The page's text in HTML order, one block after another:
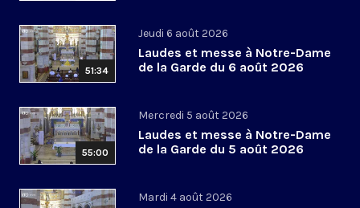
51:34
Jeudi 6 août 2026
Laudes et messe à Notre-Dame
de la Garde du 6 août 2026
55:00
Mercredi 5 août 2026
Laudes et messe à Notre-Dame
de la Garde du 5 août 2026
Mardi 4 août 2026